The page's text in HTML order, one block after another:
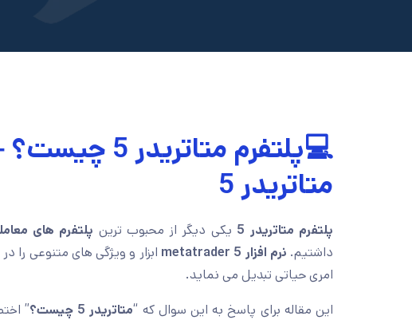
💻پلتفرم
متاتریدر 5
پلتفرم متاتریدر 5 یکی دیگر از محبوب ترین پلتفرم های
داشتیم. نرم افزار metatrader 5 ابزار و ویژگی های متنوعی را
امری حیاتی تبدیل می نماید.
این مقاله برای پاسخ به این سوال که “متاتریدر 5 چیست؟
”